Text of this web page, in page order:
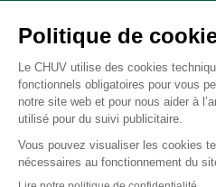
Cookies
(opens in a new window)
(opens in a